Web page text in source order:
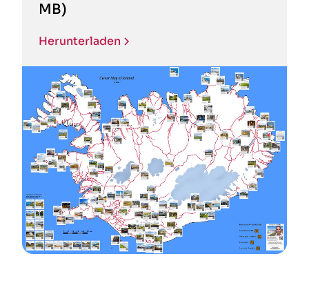
MB)
Herunterladen